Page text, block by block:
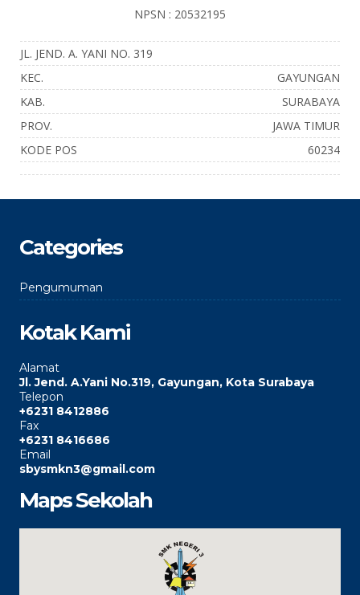
NPSN : 20532195
JL. JEND. A. YANI NO. 319
KEC.
GAYUNGAN
KAB.
SURABAYA
PROV.
JAWA TIMUR
KODE POS
60234
Categories
Pengumuman
Kotak Kami
Alamat
Jl. Jend. A.Yani No.319, Gayungan, Kota Surabaya
Telepon
+6231 8412886
Fax
+6231 8416686
Email
sbysmkn3@gmail.com
Maps Sekolah